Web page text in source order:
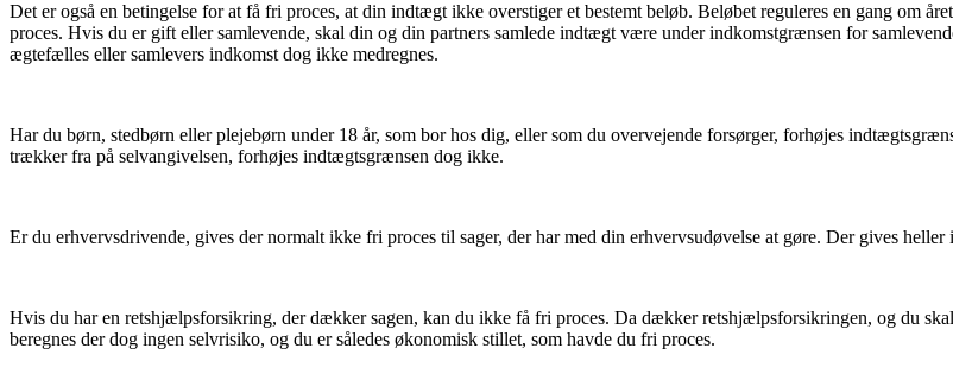
Det er også en betingelse for at få fri proces, at din indtægt ikke overstiger et bestemt beløb. Beløbet reguleres en gang om
proces. Hvis du er gift eller samlevende, skal din og din partners samlede indtægt være under indkomstgrænsen for
ægtefælles eller samlevers indkomst dog ikke medregnes.
Har du børn, stedbørn eller plejebørn under 18 år, som bor hos dig, eller som du overvejende forsørger, forhøjes
trækker fra på selvangivelsen, forhøjes indtægtsgrænsen dog ikke.
Er du erhvervsdrivende, gives der normalt ikke fri proces til sager, der har med din erhvervsudøvelse at gøre. Der gives heller
Hvis du har en retshjælpsforsikring, der dækker sagen, kan du ikke få fri proces. Da dækker retshjælpsforsikringen, og du
beregnes der dog ingen selvrisiko, og du er således økonomisk stillet, som havde du fri proces.